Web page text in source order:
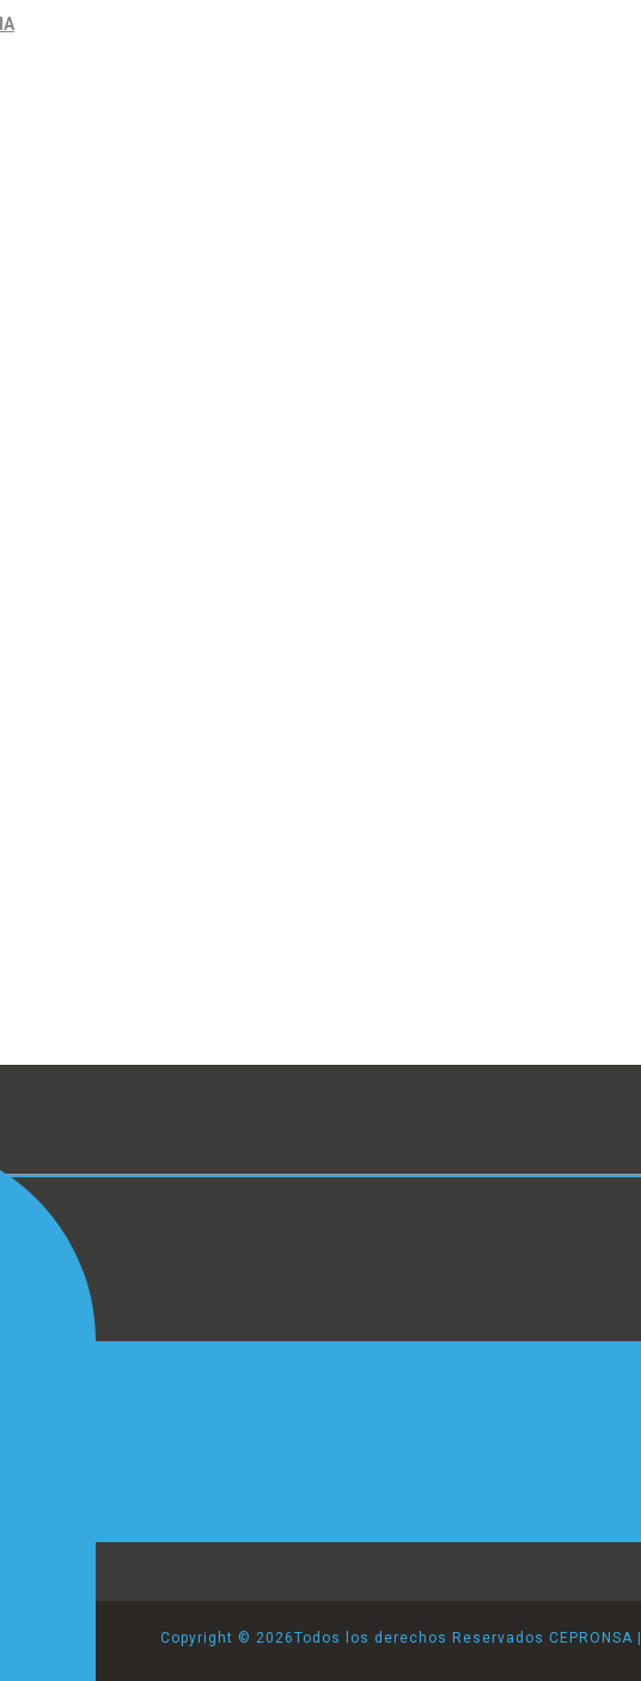
Copyright © 2026Todos los derechos Reservados CEPRONSA |